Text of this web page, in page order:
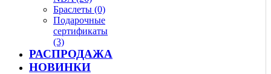
Браслеты (0)
Подарочные
сертификаты
(3)
РАСПРОДАЖА
НОВИНКИ